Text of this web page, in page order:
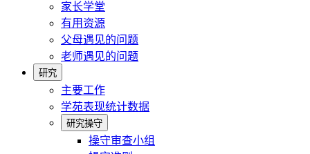
家长学堂
有用资源
父母遇见的问题
老师遇见的问题
研究
主要工作
学苑表现统计数据
研究操守
操守审查小组